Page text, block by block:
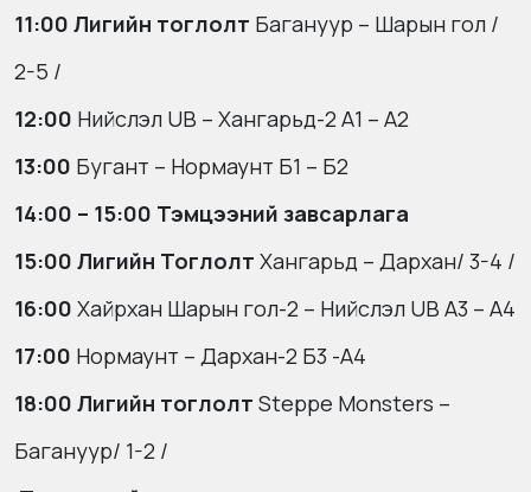
11:00 Лигийн тоглолт Багануур – Шарын гол /
2-5 /
12:00 Нийслэл UB – Хангарьд-2 А1 – А2
13:00 Бугант – Нормаунт Б1 – Б2
14:00 – 15:00 Тэмцээний завсарлага
15:00 Лигийн Тоглолт Хангарьд – Дархан/ 3-4 /
16:00 Хайрхан Шарын гол-2 – Нийслэл UB А3 – А4
17:00 Нормаунт – Дархан-2 Б3 -А4
18:00 Лигийн тоглолт Steppe Monsters –
Багануур/ 1-2 /